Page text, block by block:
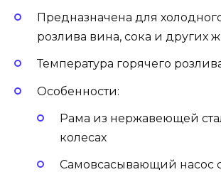
Предназначена для
розлива вина, сока и других
Температура горячего
Особенности:
Рама из нержавеющей
колесах
Самовсасывающий насос